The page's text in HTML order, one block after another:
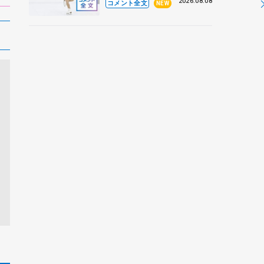
コメント全文 NEW